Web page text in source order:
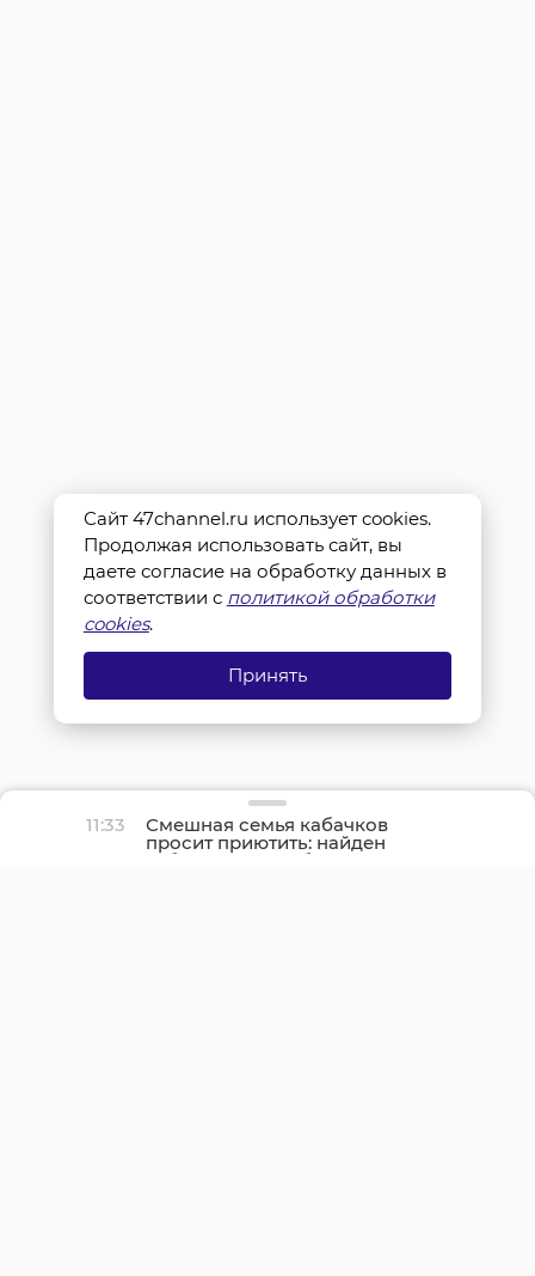
11:33 Смешная семья кабачков
просит приютить: найден
забавный способ
Сайт 47channel.ru использует cookies.
Продолжая использовать сайт, вы
даете согласие на обработку данных в
соответствии с политикой обработки
cookies.
Принять